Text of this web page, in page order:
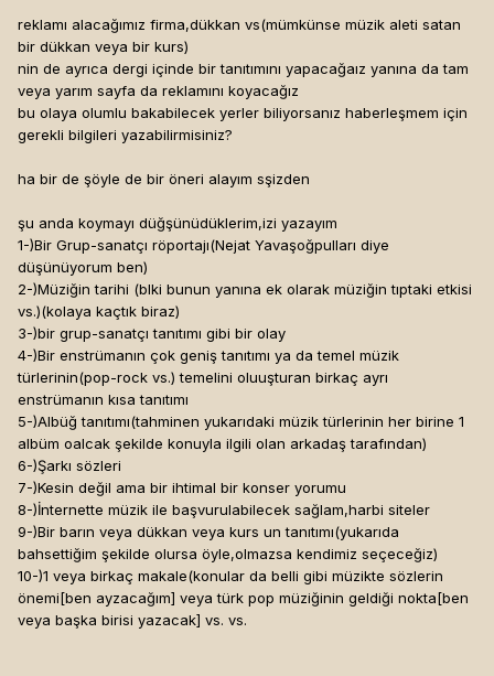
reklamı alacağımız firma,dükkan vs(mümkünse müzik aleti satan
bir dükkan veya bir kurs)
nin de ayrıca dergi içinde bir tanıtımını yapacağaız yanına da tam
veya yarım sayfa da reklamını koyacağız
bu olaya olumlu bakabilecek yerler biliyorsanız haberleşmem için
gerekli bilgileri yazabilirmisiniz?
ha bir de şöyle de bir öneri alayım sşizden
şu anda koymayı düğşünüdüklerim,izi yazayım
1-)Bir Grup-sanatçı röportajı(Nejat Yavaşoğpulları diye
düşünüyorum ben)
2-)Müziğin tarihi (blki bunun yanına ek olarak müziğin tıptaki etkisi
vs.)(kolaya kaçtık biraz)
3-)bir grup-sanatçı tanıtımı gibi bir olay
4-)Bir enstrümanın çok geniş tanıtımı ya da temel müzik
türlerinin(pop-rock vs.) temelini oluuşturan birkaç ayrı
enstrümanın kısa tanıtımı
5-)Albüğ tanıtımı(tahminen yukarıdaki müzik türlerinin her birine 1
albüm oalcak şekilde konuyla ilgili olan arkadaş tarafından)
6-)Şarkı sözleri
7-)Kesin değil ama bir ihtimal bir konser yorumu
8-)İnternette müzik ile başvurulabilecek sağlam,harbi siteler
9-)Bir barın veya dükkan veya kurs un tanıtımı(yukarıda
bahsettiğim şekilde olursa öyle,olmazsa kendimiz seçeceğiz)
10-)1 veya birkaç makale(konular da belli gibi müzikte sözlerin
önemi[ben ayzacağım] veya türk pop müziğinin geldiği nokta[ben
veya başka birisi yazacak] vs. vs.